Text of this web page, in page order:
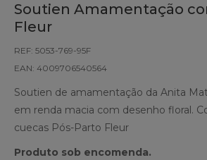
Soutien Amamentação
Fleur
REF: 5053-769-95F
EAN: 4009706540564
Soutien de amamentação da Anita
em renda macia com desenho floral.
cuecas Pós-Parto Fleur
Produto sob encomenda.